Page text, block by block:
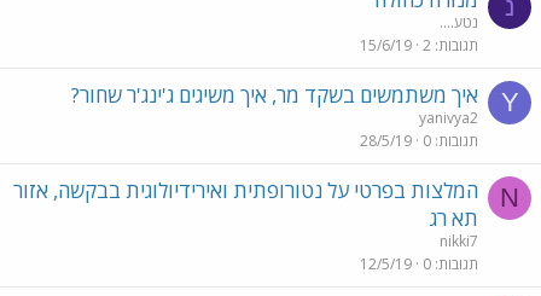
נ
נטע....
תגובות 2
15/6/19
Y איך משתמשים בשקד מר, איך משיגים ג'ינג'ר שחור?
yanivya2
תגובות 0
28/5/19
N
המלצות בפרטי על נטורופתית ואירידיולוגית בבקשה, אזור
תא רג
nikki7
תגובות 0
12/5/19